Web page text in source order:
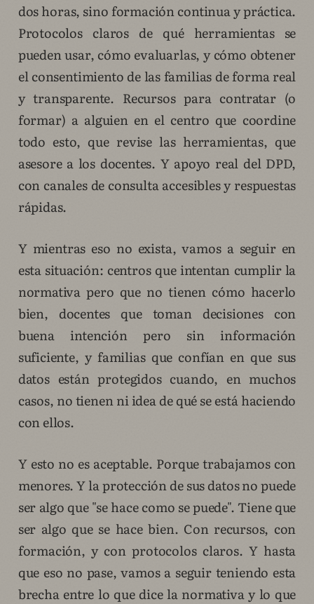
dos horas, sino formación continua y práctica.
Protocolos claros de qué herramientas se
pueden usar, cómo evaluarlas, y cómo obtener
el consentimiento de las familias de forma real
y transparente. Recursos para contratar (o
formar) a alguien en el centro que coordine
todo esto, que revise las herramientas, que
asesore a los docentes. Y apoyo real del DPD,
con canales de consulta accesibles y respuestas
rápidas.
Y mientras eso no exista, vamos a seguir en
esta situación: centros que intentan cumplir la
normativa pero que no tienen cómo hacerlo
bien, docentes que toman decisiones con
buena intención pero sin información
suficiente, y familias que confían en que sus
datos están protegidos cuando, en muchos
casos, no tienen ni idea de qué se está haciendo
con ellos.
Y esto no es aceptable. Porque trabajamos con
menores. Y la protección de sus datos no puede
ser algo que "se hace como se puede". Tiene que
ser algo que se hace bien. Con recursos, con
formación, y con protocolos claros. Y hasta
que eso no pase, vamos a seguir teniendo esta
brecha entre lo que dice la normativa y lo que